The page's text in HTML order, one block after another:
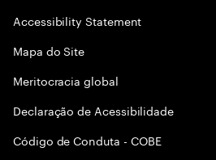
Accessibility Statement
Mapa do Site
Meritocracia global
Declaração de Acessibilidade
Código de Conduta - COBE